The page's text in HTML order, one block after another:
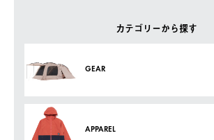
カテゴリーから探す
GEAR
APPAREL